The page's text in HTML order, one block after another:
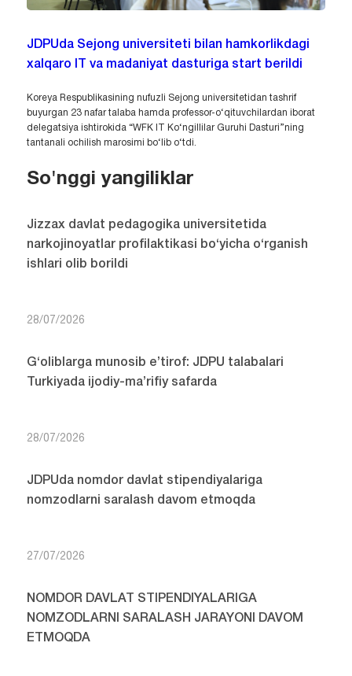
JDPUda Sejong universiteti bilan hamkorlikdagi
xalqaro IT va madaniyat dasturiga start berildi
Koreya Respublikasining nufuzli Sejong universitetidan tashrif
buyurgan 23 nafar talaba hamda professor-o‘qituvchilardan iborat
delegatsiya ishtirokida “WFK IT Ko‘ngillilar Guruhi Dasturi”ning
tantanali ochilish marosimi bo‘lib o‘tdi.
So'nggi yangiliklar
Jizzax davlat pedagogika universitetida
narkojinoyatlar profilaktikasi bo‘yicha o‘rganish
ishlari olib borildi
28/07/2026
G‘oliblarga munosib e’tirof: JDPU talabalari
Turkiyada ijodiy-ma’rifiy safarda
28/07/2026
JDPUda nomdor davlat stipendiyalariga
nomzodlarni saralash davom etmoqda
27/07/2026
NOMDOR DAVLAT STIPENDIYALARIGA
NOMZODLARNI SARALASH JARAYONI DAVOM
ETMOQDA